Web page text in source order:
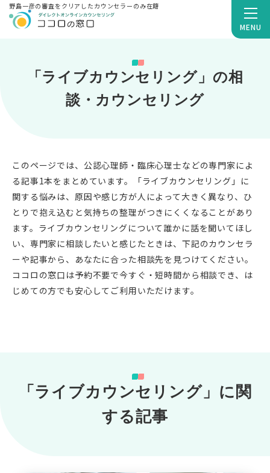
MENU
野島一彦の審査をクリアしたカウンセラーのみ在籍
「ライブカウンセリング」の相
談・カウンセリング
このページでは、公認心理師・臨床心理士などの専門家によ
る記事1本をまとめています。「ライブカウンセリング」に
関する悩みは、原因や感じ方が人によって大きく異なり、ひ
とりで抱え込むと気持ちの整理がつきにくくなることがあり
ます。ライブカウンセリングについて誰かに話を聞いてほし
い、専門家に相談したいと感じたときは、下記のカウンセラ
ーや記事から、あなたに合った相談先を見つけてください。
ココロの窓口は予約不要で今すぐ・短時間から相談でき、は
じめての方でも安心してご利用いただけます。
「ライブカウンセリング」に関
する記事